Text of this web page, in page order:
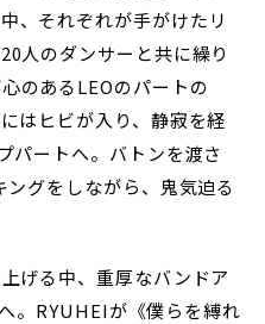
、それぞれが手がけたリ
人のダンサーと共に繰り
のあるLEOのパートの
はヒビが入り、静寂を経
パートへ。バトンを渡さ
グをしながら、鬼気迫る
げる中、重厚なバンドア
。RYUHEIが《僕らを縛れ